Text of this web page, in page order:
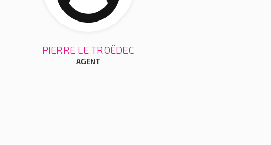
PIERRE LE TROËDEC
AGENT